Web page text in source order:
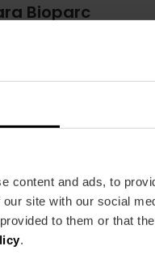
content and ads, to
site with our social
to them or that
.
Bioparc